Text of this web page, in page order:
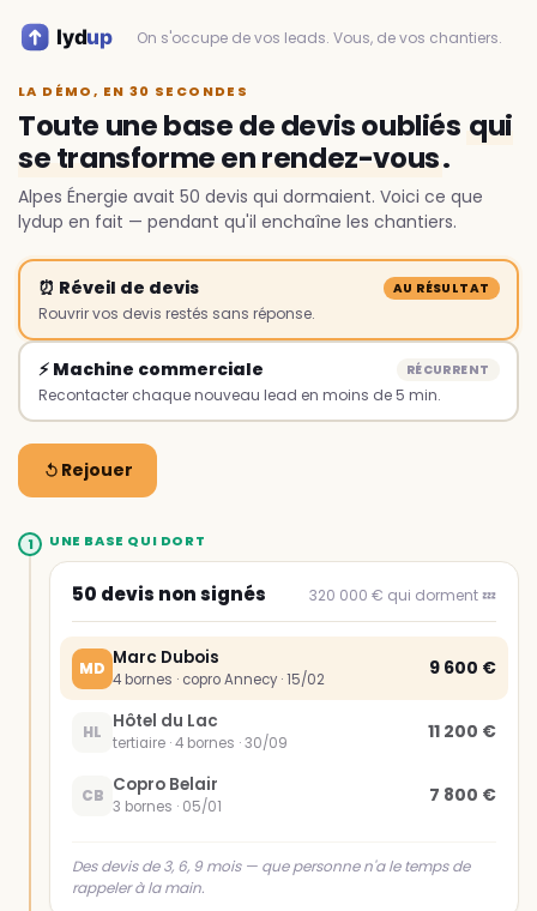
On s'occupe de vos leads. Vous, de vos chantiers.
LA DÉMO, EN 30 SECONDES
Toute une base de devis oubliés qui
se transforme en rendez-vous.
Alpes Énergie avait 50 devis qui dormaient. Voici ce que
lydup en fait — pendant qu'il enchaîne les chantiers.
⏰ Réveil de devis AU RÉSULTAT
Rouvrir vos devis restés sans réponse.
⚡ Machine commerciale RÉCURRENT
Recontacter chaque nouveau lead en moins de 5 min.
Rejouer
1 UNE BASE QUI DORT
50 devis non signés 320 000 € qui dorment 💤
MD Marc Dubois
4 bornes · copro Annecy · 15/02 9 600 €
HL Hôtel du Lac
tertiaire · 4 bornes · 30/09 11 200 €
CB Copro Belair
3 bornes · 05/01 7 800 €
Des devis de 3, 6, 9 mois — que personne n'a le temps de
rappeler à la main.